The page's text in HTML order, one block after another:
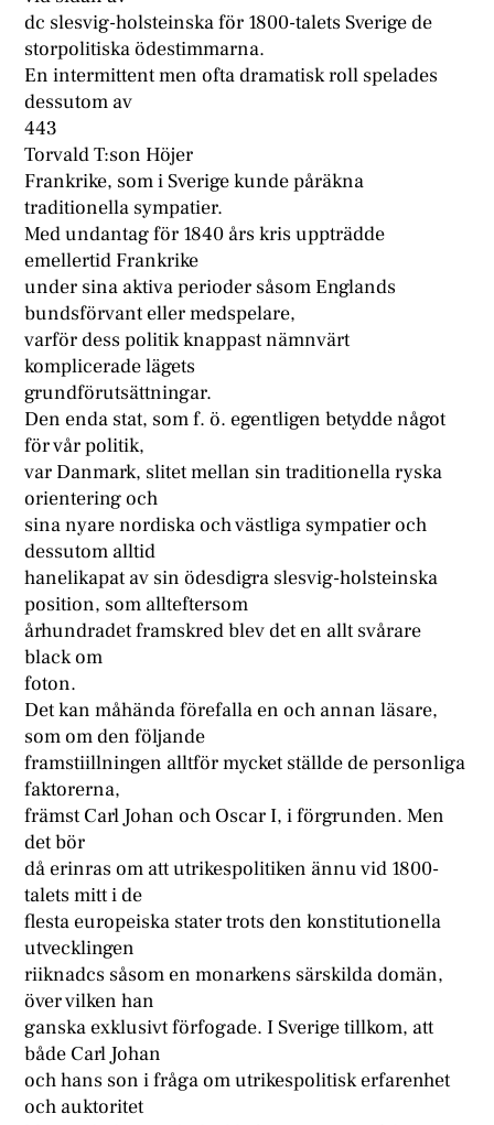
dc slesvig-holsteinska för 1800-talets Sverige de
storpolitiska ödestimmarna.
En intermittent men ofta dramatisk roll spelades
dessutom av
443
Torvald T:son Höjer
Frankrike, som i Sverige kunde påräkna
traditionella sympatier.
Med undantag för 1840 års kris uppträdde
emellertid Frankrike
under sina aktiva perioder såsom Englands
bundsförvant eller medspelare,
varför dess politik knappast nämnvärt
komplicerade lägets
grundförutsättningar.
Den enda stat, som f. ö. egentligen betydde något
för vår politik,
var Danmark, slitet mellan sin traditionella ryska
orientering och
sina nyare nordiska och västliga sympatier och
dessutom alltid
hanelikapat av sin ödesdigra slesvig-holsteinska
position, som allteftersom
århundradet framskred blev det en allt svårare
black om
foton.
Det kan måhända förefalla en och annan läsare,
som om den följande
framstiillningen alltför mycket ställde de personliga
faktorerna,
främst Carl Johan och Oscar I, i förgrunden. Men
det bör
då erinras om att utrikespolitiken ännu vid 1800-
talets mitt i de
flesta europeiska stater trots den konstitutionella
utvecklingen
riiknadcs såsom en monarkens särskilda domän,
över vilken han
ganska exklusivt förfogade. I Sverige tillkom, att
både Carl Johan
och hans son i fråga om utrikespolitisk erfarenhet
och auktoritet